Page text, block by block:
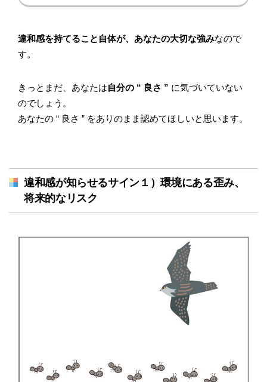
違和感を持てること自体が、あなたの大切な強みなので
す。
きっとまだ、あなたは自分の “ 良さ ” に気づいていない
のでしょう。
あなたの “ 良さ ” をありのまま認めてほしいと思います。
違和感が知らせるサイン１）環境にある歪み、
将来的なリスク